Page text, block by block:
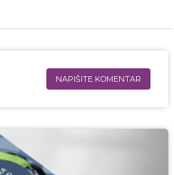
NAPIŠITE KOMENTAR